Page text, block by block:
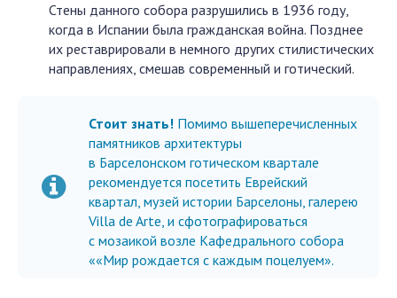
Стены данного собора разрушились в 1936 году,
когда в Испании была гражданская война. Позднее
их реставрировали в немного других стилистических
направлениях, смешав современный и готический.
Стоит знать! Помимо вышеперечисленных
памятников архитектуры
в Барселонском готическом квартале
рекомендуется посетить Еврейский
квартал, музей истории Барселоны, галерею
Villa de Arte, и сфотографироваться
с мозаикой возле Кафедрального собора
««Мир рождается с каждым поцелуем».